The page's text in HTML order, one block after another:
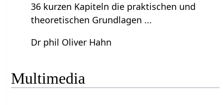
36 kurzen Kapiteln die praktischen und
theoretischen Grundlagen ...
Dr phil Oliver Hahn
Multimedia